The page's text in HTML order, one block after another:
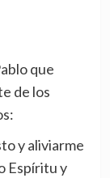
que
de los
y aliviarme
Espíritu y